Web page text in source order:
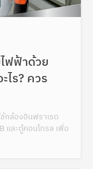
ฟฟ้าด้วย
ไร? ควร
กล้องอินฟราเรด
และตู้คอนโทรล เพื่อ